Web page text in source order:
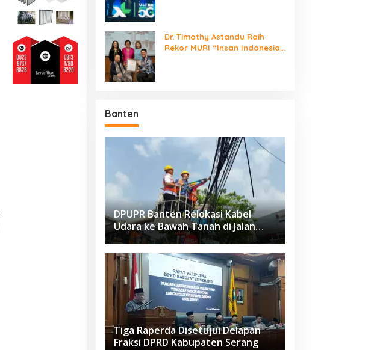
Dr. Timothy Astandu Raih
Rekor MURI “Insan Indonesia
Banten
DPUPR Banten Relokasi Kabel
Udara ke Bawah Tanah di Jalan
Raden Fatah Ciledug
Tiga Raperda Disetujui Delapan
Fraksi DPRD Kabupaten Serang